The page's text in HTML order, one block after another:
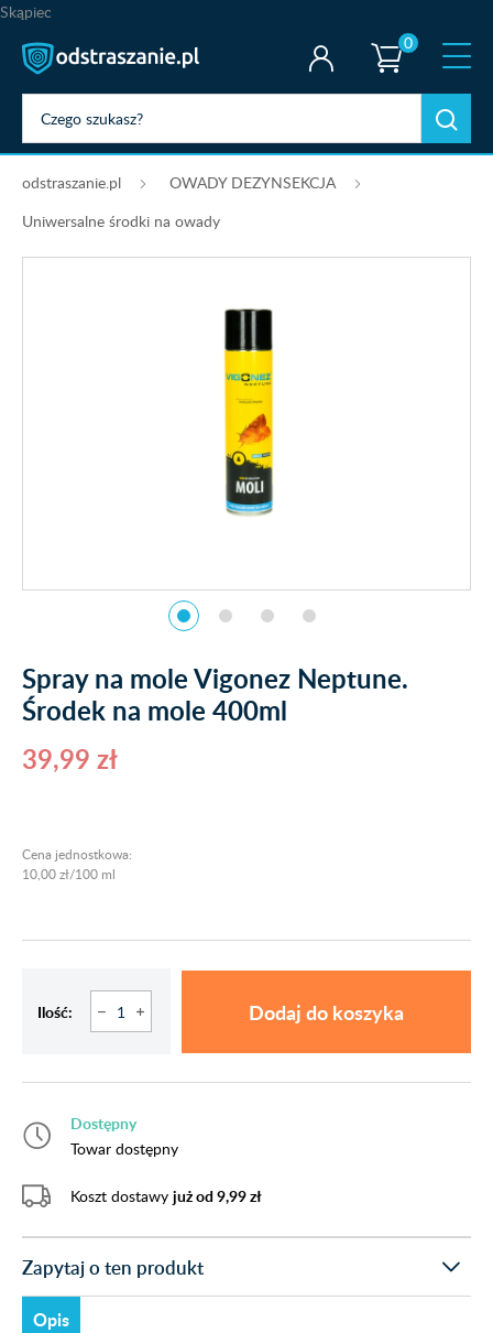
Skąpiec
0
odstraszanie.pl
OWADY DEZYNSEKCJA
Uniwersalne środki na owady
Spray na mole Vigonez Neptune.
Środek na mole 400ml
39,99 zł
Cena jednostkowa:
10,00 zł/100 ml
Ilość: Dodaj do koszyka
Dostępny
Towar dostępny
Koszt dostawy już od 9,99 zł
Zapytaj o ten produkt
Opis